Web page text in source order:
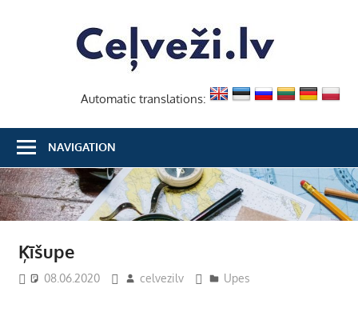
Automatic translations:
NAVIGATION
Ķīšupe
08.06.2020 celvezilv Upes